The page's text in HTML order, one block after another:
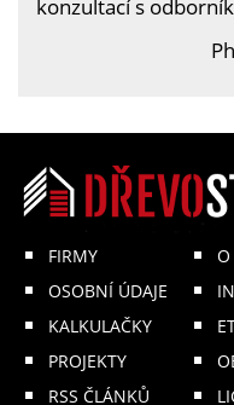
konzultací s
FIRMY
OSOBNÍ ÚDAJE
KALKULAČKY
PROJEKTY
RSS ČLÁNKŮ
O